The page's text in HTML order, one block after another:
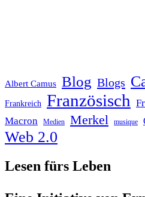
Albert Camus Blog Blogs
Frankreich Französisch
Macron Medien Merkel musique
Web 2.0
Lesen fürs Leben